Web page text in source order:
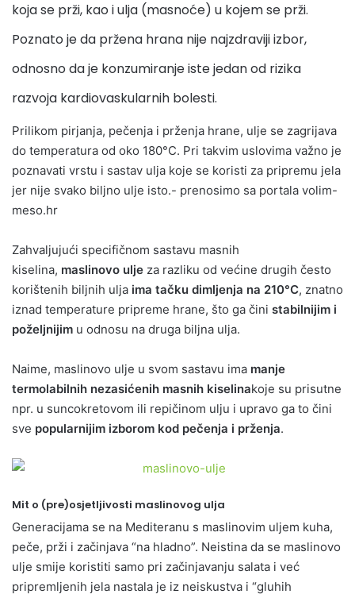
koja se prži, kao i ulja (masnoće) u kojem se prži.
Poznato je da pržena hrana nije najzdraviji izbor,
odnosno da je konzumiranje iste jedan od rizika
razvoja kardiovaskularnih bolesti.
Prilikom pirjanja, pečenja i prženja hrane, ulje se zagrijava
do temperatura od oko 180°C. Pri takvim uslovima važno je
poznavati vrstu i sastav ulja koje se koristi za pripremu jela
jer nije svako biljno ulje isto.- prenosimo sa portala volim-
meso.hr
Zahvaljujući specifičnom sastavu masnih
kiselina, maslinovo ulje za razliku od većine drugih često
korištenih biljnih ulja ima tačku dimljenja na 210°C, znatno
iznad temperature pripreme hrane, što ga čini stabilnijim i
poželjnijim u odnosu na druga biljna ulja.
Naime, maslinovo ulje u svom sastavu ima manje
termolabilnih nezasićenih masnih kiselinakoje su prisutne
npr. u suncokretovom ili repičinom ulju i upravo ga to čini
sve popularnijim izborom kod pečenja i prženja.
Mit o (pre)osjetljivosti maslinovog ulja
Generacijama se na Mediteranu s maslinovim uljem kuha,
peče, prži i začinjava “na hladno”. Neistina da se maslinovo
ulje smije koristiti samo pri začinjavanju salata i već
pripremljenih jela nastala je iz neiskustva i “gluhih